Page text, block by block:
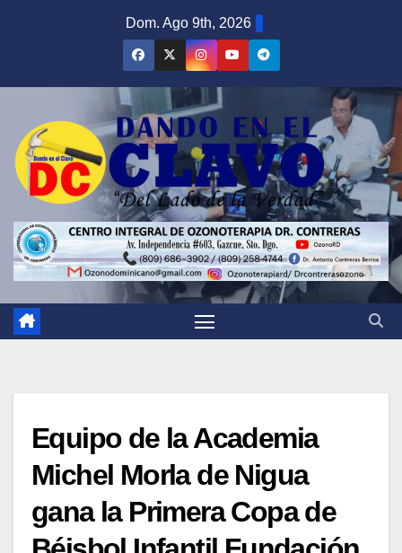
Dom. Ago 9th, 2026
Equipo de la Academia
Michel Morla de Nigua
gana la Primera Copa de